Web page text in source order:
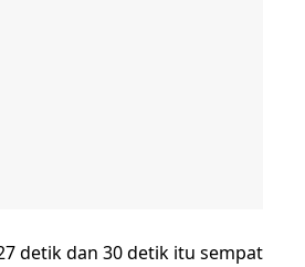
detik dan 30 detik itu sempat